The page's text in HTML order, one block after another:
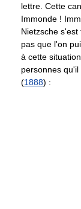
lettre. Cette
Immonde !
Nietzsche
pas que l'on
à cette
personnes
(1888) :